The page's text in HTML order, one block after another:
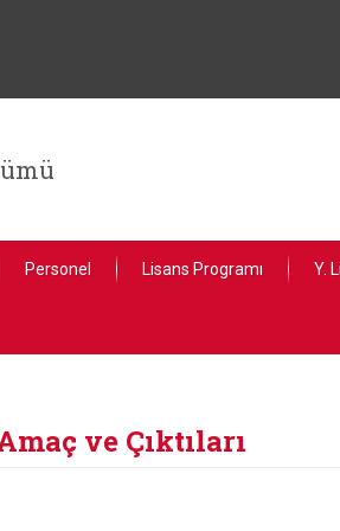
Personel Lisans Programı Y.
ve Çıktıları